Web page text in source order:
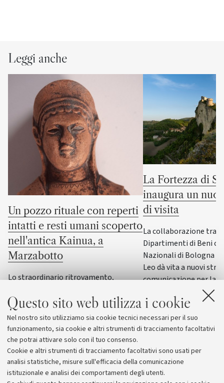
Questo sito web utilizza i cookie
Nel nostro sito utilizziamo sia cookie tecnici necessari per il suo
funzionamento, sia cookie e altri strumenti di tracciamento facoltativi
che potrai attivare solo con il tuo consenso.
Cookie e altri strumenti di tracciamento facoltativi sono usati per
analisi statistiche, misure sull'efficacia della comunicazione
istituzionale e analisi dei comportamenti degli utenti.
Leggi anche
Un pozzo rituale con reperti
intatti e resti umani scoperto
nell'antica Kainua, a
Marzabotto
Lo straordinario ritrovamento,
svela la sacralità dell’acqua e offre
nuove conoscenze sui riti di fondazione
delle città etrusche
La Fortezza di
inaugura un
di visita
La collaborazione tra il
Dipartimenti di Beni
Nazionali di Bologna e
Leo dà vita a nuovi
comunicazione per la